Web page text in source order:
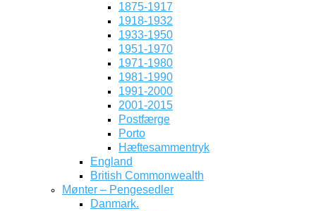
1875-1917
1918-1932
1933-1950
1951-1970
1971-1980
1981-1990
1991-2000
2001-2015
Postfærge
Porto
Hæftesammentryk
England
British Commonwealth
Mønter – Pengesedler
Danmark.